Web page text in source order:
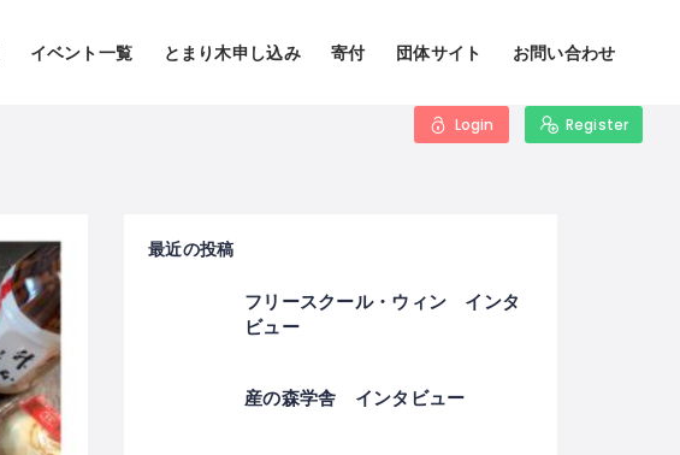
イベント一覧 とまり木申し込み 寄付 団体サイト お問い合わせ
Login Register
最近の投稿
フリースクール・ウィン インタ
ビュー
産の森学舎 インタビュー